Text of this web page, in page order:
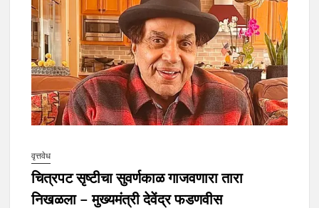
वृत्तवेध
चित्रपट सृष्टीचा सुवर्णकाळ गाजवणारा तारा
निखळला – मुख्यमंत्री देवेंद्र फडणवीस